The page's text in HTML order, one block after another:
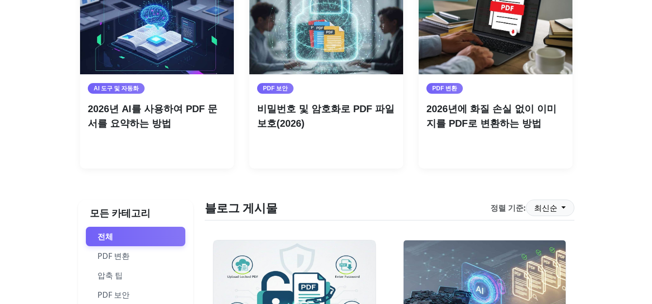
AI 도구 및 자동화
2026년 AI를 사용하여 PDF 문
서를 요약하는 방법
PDF 보안
비밀번호 및 암호화로 PDF 파일
보호(2026)
PDF 변환
2026년에 화질 손실 없이 이미
지를 PDF로 변환하는 방법
모든 카테고리
전체
PDF 변환
압축 팁
PDF 보안
블로그 게시물 정렬 기준: 최신순